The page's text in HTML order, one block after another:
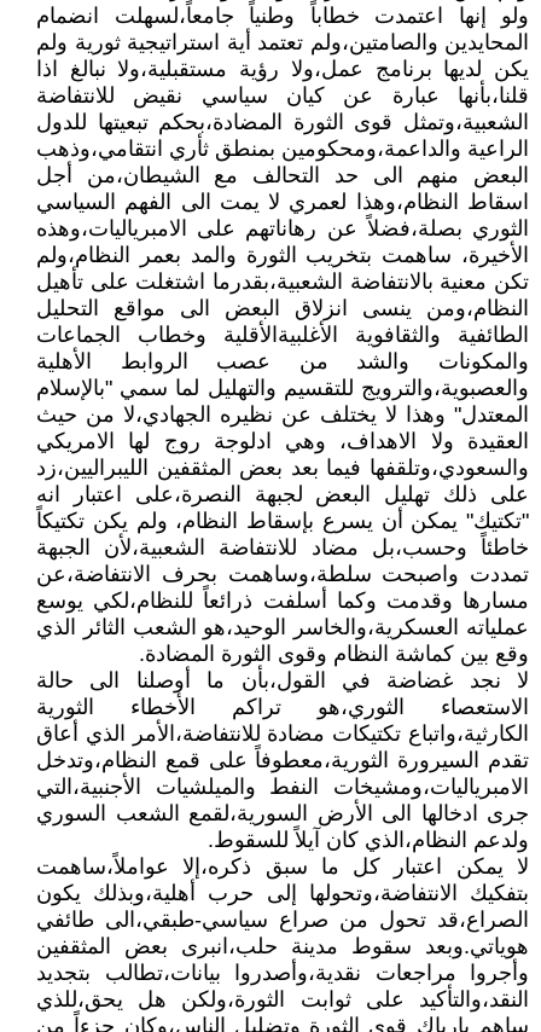
ولو إنها اعتمدت خطاباً وطنياً جامعاً،لسهلت انضمام
المحايدين والصامتين،ولم تعتمد أية استراتيجية ثورية ولم
يكن لديها برنامج عمل،ولا رؤية مستقبلية،ولا نبالغ اذا
قلنا،بأنها عبارة عن كيان سياسي نقيض للانتفاضة
الشعبية،وتمثل قوى الثورة المضادة،بحكم تبعيتها للدول
الراعية والداعمة،ومحكومين بمنطق ثأري انتقامي،وذهب
البعض منهم الى حد التحالف مع الشيطان،من أجل
اسقاط النظام،وهذا لعمري لا يمت الى الفهم السياسي
الثوري بصلة،فضلاً عن رهاناتهم على الامبرياليات،وهذه
الأخيرة، ساهمت بتخريب الثورة والمد بعمر النظام،ولم
تكن معنية بالانتفاضة الشعبية،بقدرما اشتغلت على تأهيل
النظام،ومن ينسى انزلاق البعض الى مواقع التحليل
الطائفية والثقافوية الأغلبيةالأقلية وخطاب الجماعات
والمكونات والشد من عصب الروابط الأهلية
والعصبوية،والترويج للتقسيم والتهليل لما سمي "بالإسلام
المعتدل" وهذا لا يختلف عن نظيره الجهادي،لا من حيث
العقيدة ولا الاهداف، وهي ادلوجة روج لها الامريكي
والسعودي،وتلقفها فيما بعد بعض المثقفين الليبراليين،زد
على ذلك تهليل البعض لجبهة النصرة،على اعتبار انه
"تكتيك" يمكن أن يسرع بإسقاط النظام، ولم يكن تكتيكاً
خاطئاً وحسب،بل مضاد للانتفاضة الشعبية،لأن الجبهة
تمددت واصبحت سلطة،وساهمت بحرف الانتفاضة،عن
مسارها وقدمت وكما أسلفت ذرائعاً للنظام،لكي يوسع
عملياته العسكرية،والخاسر الوحيد،هو الشعب الثائر الذي
وقع بين كماشة النظام وقوى الثورة المضادة.
لا نجد غضاضة في القول،بأن ما أوصلنا الى حالة
الاستعصاء الثوري،هو تراكم الأخطاء الثورية
الكارثية،واتباع تكتيكات مضادة للانتفاضة،الأمر الذي أعاق
تقدم السيرورة الثورية،معطوفاً على قمع النظام،وتدخل
الامبرياليات،ومشيخات النفط والميلشيات الأجنبية،التي
جرى ادخالها الى الأرض السورية،لقمع الشعب السوري
ولدعم النظام،الذي كان آيلاً للسقوط.
لا يمكن اعتبار كل ما سبق ذكره،إلا عواملاً،ساهمت
بتفكيك الانتفاضة،وتحولها إلى حرب أهلية،وبذلك يكون
الصراع،قد تحول من صراع سياسي-طبقي،الى طائفي
هوياتي.وبعد سقوط مدينة حلب،انبرى بعض المثقفين
وأجروا مراجعات نقدية،وأصدروا بيانات،تطالب بتجديد
النقد،والتأكيد على ثوابت الثورة،ولكن هل يحق،للذي
ساهم بإرباك قوى الثورة وتضليل الناس،وكان جزءاً من